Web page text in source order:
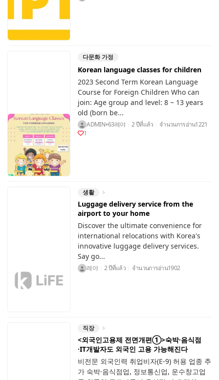
다문화 가정
Korean language classes for children
2023 Second Term Korean Language
Course for Foreign Children Who can
join: Age group and level: 8 ~ 13 years
old (born be...
ADMIN+63레야 2 ปีที่แล้ว จำนวนการอ่าน1221
1
생활
Luggage delivery service from the
airport to your home
Discover the ultimate convenience for
international relocations with Korea's
innovative luggage delivery services.
Say go...
레야 2 ปีที่แล้ว จำนวนการอ่าน1902
직장
<외국인고용제 전면개편①>숙박·음식점
·IT개발자도 외국인 고용 가능해진다
비전문 외국인력 취업비자(E-9) 허용 업종 추
가 숙박·음식점업, 정보통신업, 운수창고업